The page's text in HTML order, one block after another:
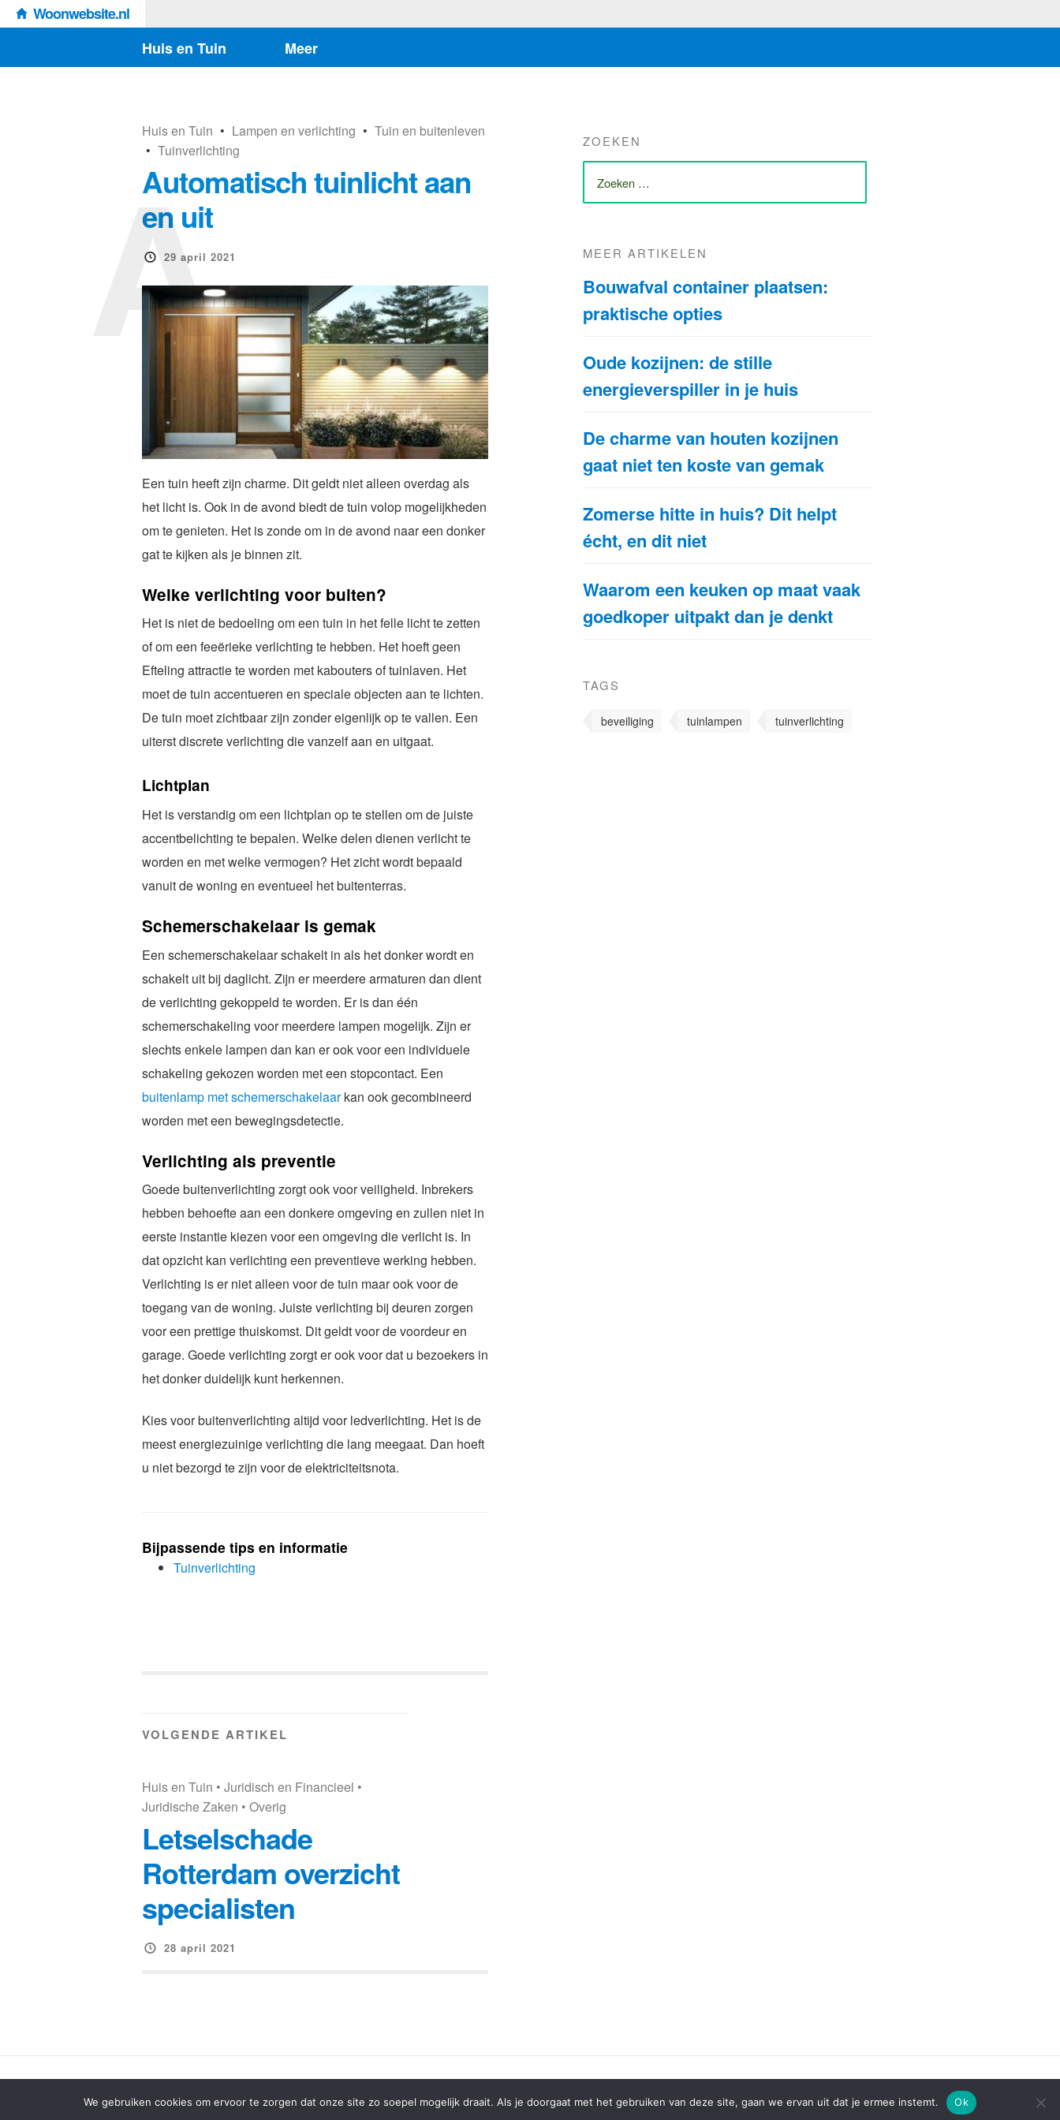
Woonwebsite.nl
Huis en Tuin
Meer
Huis en Tuin • Lampen en verlichting • Tuin en buitenleven
• Tuinverlichting
Automatisch tuinlicht aan
en uit
29 april 2021
A
Een tuin heeft zijn charme. Dit geldt niet alleen overdag als
het licht is. Ook in de avond biedt de tuin volop mogelijkheden
om te genieten. Het is zonde om in de avond naar een donker
gat te kijken als je binnen zit.
Welke verlichting voor buiten?
Het is niet de bedoeling om een tuin in het felle licht te zetten
of om een feeërieke verlichting te hebben. Het hoeft geen
Efteling attractie te worden met kabouters of tuinlaven. Het
moet de tuin accentueren en speciale objecten aan te lichten.
De tuin moet zichtbaar zijn zonder eigenlijk op te vallen. Een
uiterst discrete verlichting die vanzelf aan en uitgaat.
Lichtplan
Het is verstandig om een lichtplan op te stellen om de juiste
accentbelichting te bepalen. Welke delen dienen verlicht te
worden en met welke vermogen? Het zicht wordt bepaald
vanuit de woning en eventueel het buitenterras.
Schemerschakelaar is gemak
Een schemerschakelaar schakelt in als het donker wordt en
schakelt uit bij daglicht. Zijn er meerdere armaturen dan dient
de verlichting gekoppeld te worden. Er is dan één
schemerschakeling voor meerdere lampen mogelijk. Zijn er
slechts enkele lampen dan kan er ook voor een individuele
schakeling gekozen worden met een stopcontact. Een
buitenlamp met schemerschakelaarkan ook gecombineerd
worden met een bewegingsdetectie.
Verlichting als preventie
Goede buitenverlichting zorgt ook voor veiligheid. Inbrekers
hebben behoefte aan een donkere omgeving en zullen niet in
eerste instantie kiezen voor een omgeving die verlicht is. In
dat opzicht kan verlichting een preventieve werking hebben.
Verlichting is er niet alleen voor de tuin maar ook voor de
toegang van de woning. Juiste verlichting bij deuren zorgen
voor een prettige thuiskomst. Dit geldt voor de voordeur en
garage. Goede verlichting zorgt er ook voor dat u bezoekers in
het donker duidelijk kunt herkennen.
Kies voor buitenverlichting altijd voor ledverlichting. Het is de
meest energiezuinige verlichting die lang meegaat. Dan hoeft
u niet bezorgd te zijn voor de elektriciteitsnota.
Bijpassende tips en informatie
Tuinverlichting
VOLGENDE ARTIKEL
Huis en Tuin • Juridisch en Financieel •
Juridische Zaken • Overig
Letselschade
Rotterdam overzicht
specialisten
28 april 2021
ZOEKEN
ZOEK
NAAR:
MEER ARTIKELEN
Bouwafval container plaatsen:
praktische opties
Oude kozijnen: de stille
energieverspiller in je huis
De charme van houten kozijnen
gaat niet ten koste van gemak
Zomerse hitte in huis? Dit helpt
écht, en dit niet
Waarom een keuken op maat vaak
goedkoper uitpakt dan je denkt
TAGS
beveiliging tuinlampen tuinverlichting
We gebruiken cookies om ervoor te zorgen dat onze site zo soepel mogelijk draait. Als je doorgaat met het gebruiken van deze site, gaan we ervan uit dat je ermee instemt. Ok